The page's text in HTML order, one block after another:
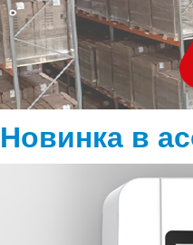
Новинка в